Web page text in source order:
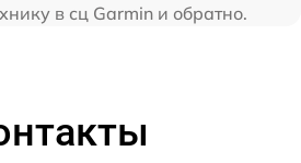
в сц Garmin и обратно.